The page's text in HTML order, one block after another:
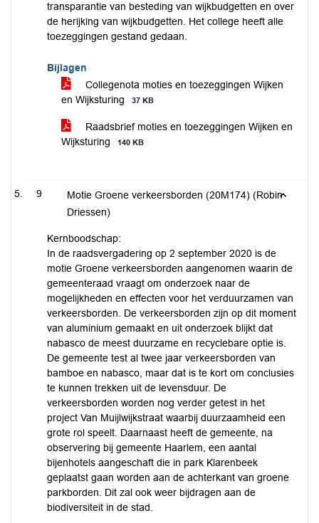
transparantie van besteding van wijkbudgetten en over
de herijking van wijkbudgetten. Het college heeft alle
toezeggingen gestand gedaan.
Bijlagen
Collegenota moties en toezeggingen Wijken
en Wijksturing
37 KB
Raadsbrief moties en toezeggingen Wijken en
Wijksturing
140 KB
9
Motie Groene verkeersborden (20M174) (Robin
Driessen)
Kernboodschap:
In de raadsvergadering op 2 september 2020 is de
motie Groene verkeersborden aangenomen waarin de
gemeenteraad vraagt om onderzoek naar de
mogelijkheden en effecten voor het verduurzamen van
verkeersborden. De verkeersborden zijn op dit moment
van aluminium gemaakt en uit onderzoek blijkt dat
nabasco de meest duurzame en recyclebare optie is.
De gemeente test al twee jaar verkeersborden van
bamboe en nabasco, maar dat is te kort om conclusies
te kunnen trekken uit de levensduur. De
verkeersborden worden nog verder getest in het
project Van Muijlwijkstraat waarbij duurzaamheid een
grote rol speelt. Daarnaast heeft de gemeente, na
observering bij gemeente Haarlem, een aantal
bijenhotels aangeschaft die in park Klarenbeek
geplaatst gaan worden aan de achterkant van groene
parkborden. Dit zal ook weer bijdragen aan de
biodiversiteit in de stad.